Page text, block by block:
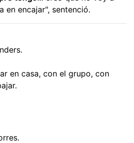
en encajar", sentenció.
en casa, con el grupo, con